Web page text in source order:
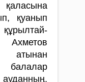
қуанып
атынан